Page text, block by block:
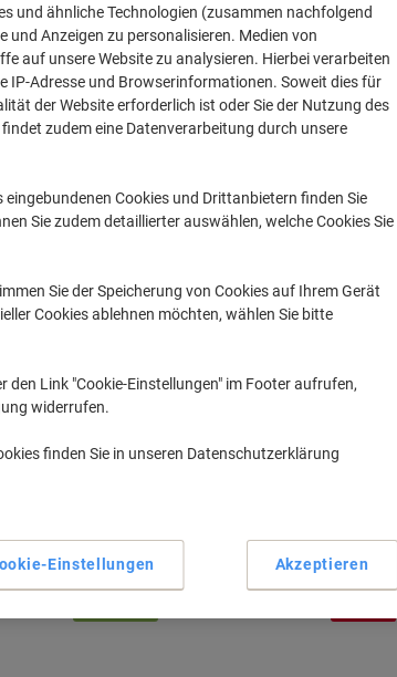
Akkus › Powerbanks ›
-14%
und ähnliche Technologien (zusammen nachfolgend
und Anzeigen zu personalisieren. Medien von
auf unsere Website zu analysieren. Hierbei verarbeiten
IP-Adresse und Browserinformationen. Soweit dies für
der Website erforderlich ist oder Sie der Nutzung des
zudem eine Datenverarbeitung durch unsere
Cookies und Drittanbietern finden Sie
Sie zudem detaillierter auswählen, welche Cookies Sie
Sie der Speicherung von Cookies auf Ihrem Gerät
Cookies ablehnen möchten, wählen Sie bitte
den Link "Cookie-Einstellungen" im Footer aufrufen,
widerrufen.
finden Sie in unseren Datenschutzerklärung
Einstellungen Akzeptieren